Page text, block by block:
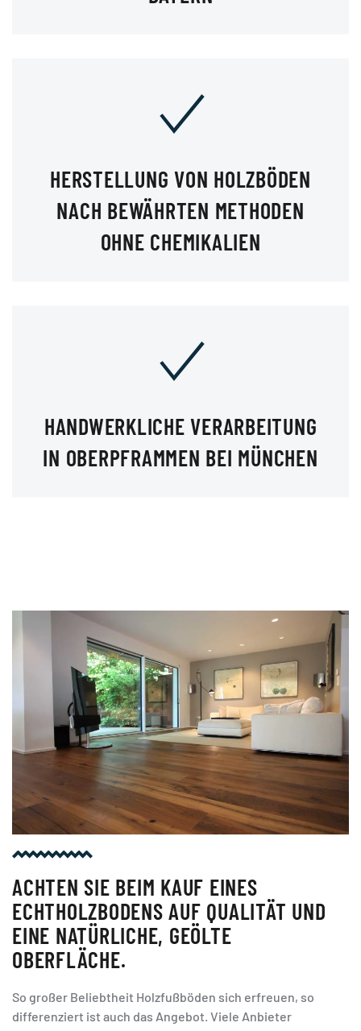
HERSTELLUNG VON HOLZBÖDEN
NACH BEWÄHRTEN METHODEN
OHNE CHEMIKALIEN
HANDWERKLICHE VERARBEITUNG
IN OBERPFRAMMEN BEI MÜNCHEN
ACHTEN SIE BEIM KAUF EINES
ECHTHOLZBODENS AUF QUALITÄT UND
EINE NATÜRLICHE, GEÖLTE
OBERFLÄCHE.
So großer Beliebtheit Holzfußböden sich erfreuen, so
differenziert ist auch das Angebot. Viele Anbieter